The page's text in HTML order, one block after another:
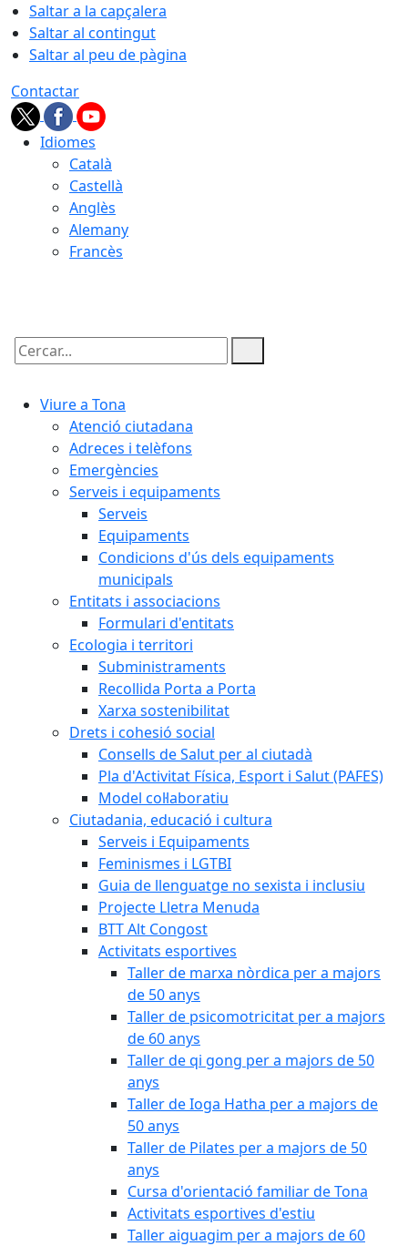
Saltar a la capçalera
Saltar al contingut
Saltar al peu de pàgina
Contactar
Idiomes
Català
Castellà
Anglès
Alemany
Francès
Cercar:
Viure a Tona
Atenció ciutadana
Adreces i telèfons
Emergències
Serveis i equipaments
Serveis
Equipaments
Condicions d'ús dels equipaments
municipals
Entitats i associacions
Formulari d'entitats
Ecologia i territori
Subministraments
Recollida Porta a Porta
Xarxa sostenibilitat
Drets i cohesió social
Consells de Salut per al ciutadà
Pla d'Activitat Física, Esport i Salut (PAFES)
Model col·laboratiu
Ciutadania, educació i cultura
Serveis i Equipaments
Feminismes i LGTBI
Guia de llenguatge no sexista i inclusiu
Projecte Lletra Menuda
BTT Alt Congost
Activitats esportives
Taller de marxa nòrdica per a majors
de 50 anys
Taller de psicomotricitat per a majors
de 60 anys
Taller de qi gong per a majors de 50
anys
Taller de Ioga Hatha per a majors de
50 anys
Taller de Pilates per a majors de 50
anys
Cursa d'orientació familiar de Tona
Activitats esportives d'estiu
Taller aiguagim per a majors de 60